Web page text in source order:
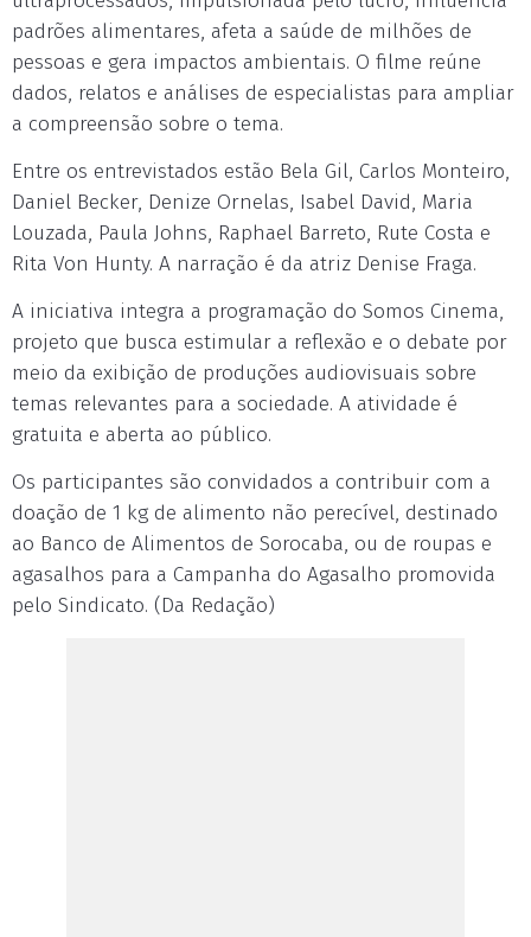
padrões alimentares, afeta a saúde de milhões de
pessoas e gera impactos ambientais. O filme reúne
dados, relatos e análises de especialistas para ampliar
a compreensão sobre o tema.
Entre os entrevistados estão Bela Gil, Carlos Monteiro,
Daniel Becker, Denize Ornelas, Isabel David, Maria
Louzada, Paula Johns, Raphael Barreto, Rute Costa e
Rita Von Hunty. A narração é da atriz Denise Fraga.
A iniciativa integra a programação do Somos Cinema,
projeto que busca estimular a reflexão e o debate por
meio da exibição de produções audiovisuais sobre
temas relevantes para a sociedade. A atividade é
gratuita e aberta ao público.
Os participantes são convidados a contribuir com a
doação de 1 kg de alimento não perecível, destinado
ao Banco de Alimentos de Sorocaba, ou de roupas e
agasalhos para a Campanha do Agasalho promovida
pelo Sindicato. (Da Redação)